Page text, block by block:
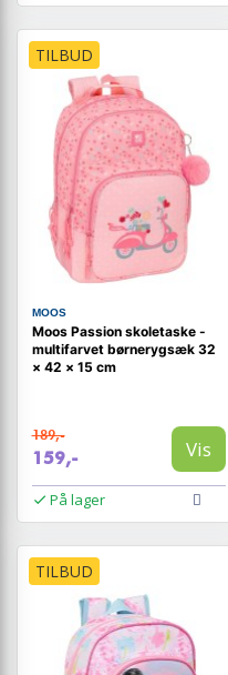
TILBUD
MOOS
Moos Passion skoletaske -
multifarvet børnerygsæk 32
× 42 × 15 cm
189,-
159,- Vis
På lager
TILBUD